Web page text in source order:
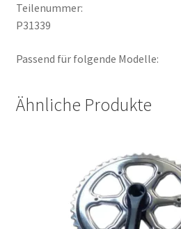
Teilenummer:
P31339
Passend für folgende Modelle:
Ähnliche Produkte